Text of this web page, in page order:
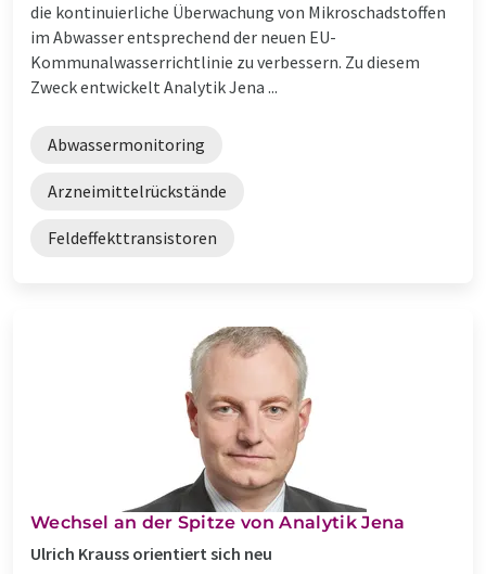
die kontinuierliche Überwachung von Mikroschadstoffen
im Abwasser entsprechend der neuen EU-
Kommunalwasserrichtlinie zu verbessern. Zu diesem
Zweck entwickelt Analytik Jena ...
Abwassermonitoring
Arzneimittelrückstände
Feldeffekttransistoren
Wechsel an der Spitze von Analytik Jena
Ulrich Krauss orientiert sich neu